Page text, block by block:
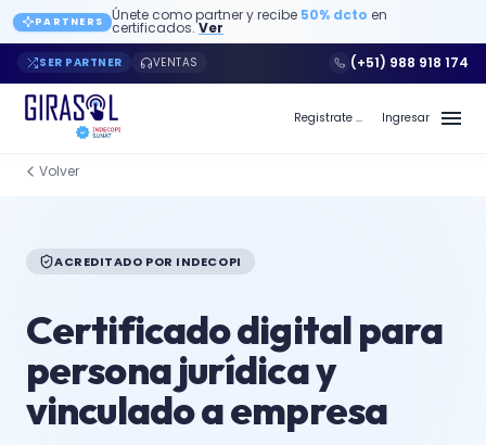
PARTNERS Únete como partner y recibe 50% dcto en
certificados.Ver
SER PARTNER VENTAS (+51) 988 918 174
Registrate a Girasol PE Ingresar
Volver
ACREDITADO POR INDECOPI
Certificado digital para
persona jurídica y
vinculado a empresa